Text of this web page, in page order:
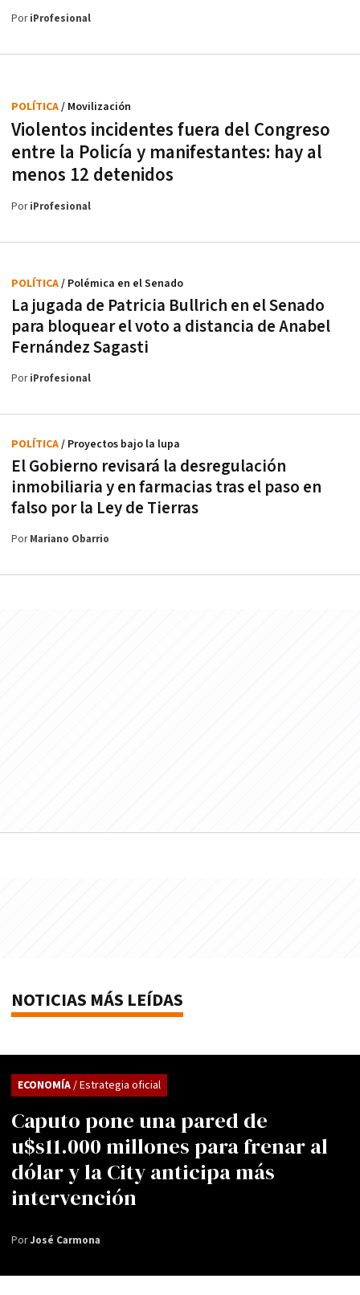
PoriProfesional
Violentos incidentes fuera del Congreso
entre la Policía y manifestantes: hay al
menos 12 detenidos
POLÍTICA/ Movilización
PoriProfesional
La jugada de Patricia Bullrich en el Senado
para bloquear el voto a distancia de Anabel
Fernández Sagasti
POLÍTICA/ Polémica en el Senado
PoriProfesional
El Gobierno revisará la desregulación
inmobiliaria y en farmacias tras el paso en
falso por la Ley de Tierras
POLÍTICA/ Proyectos bajo la lupa
PorMariano Obarrio
NOTICIAS MÁS LEÍDAS
Caputo pone una pared de
u$s11.000 millones para frenar al
dólar y la City anticipa más
intervención
ECONOMÍA/ Estrategia oficial
PorJosé Carmona